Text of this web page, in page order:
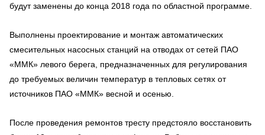
будут заменены до конца 2018 года по областной программе.
Выполнены проектирование и монтаж автоматических
смесительных насосных станций на отводах от сетей ПАО
«ММК» левого берега, предназначенных для регулирования
до требуемых величин температур в тепловых сетях от
источников ПАО «ММК» весной и осенью.
После проведения ремонтов тресту предстояло восстановить